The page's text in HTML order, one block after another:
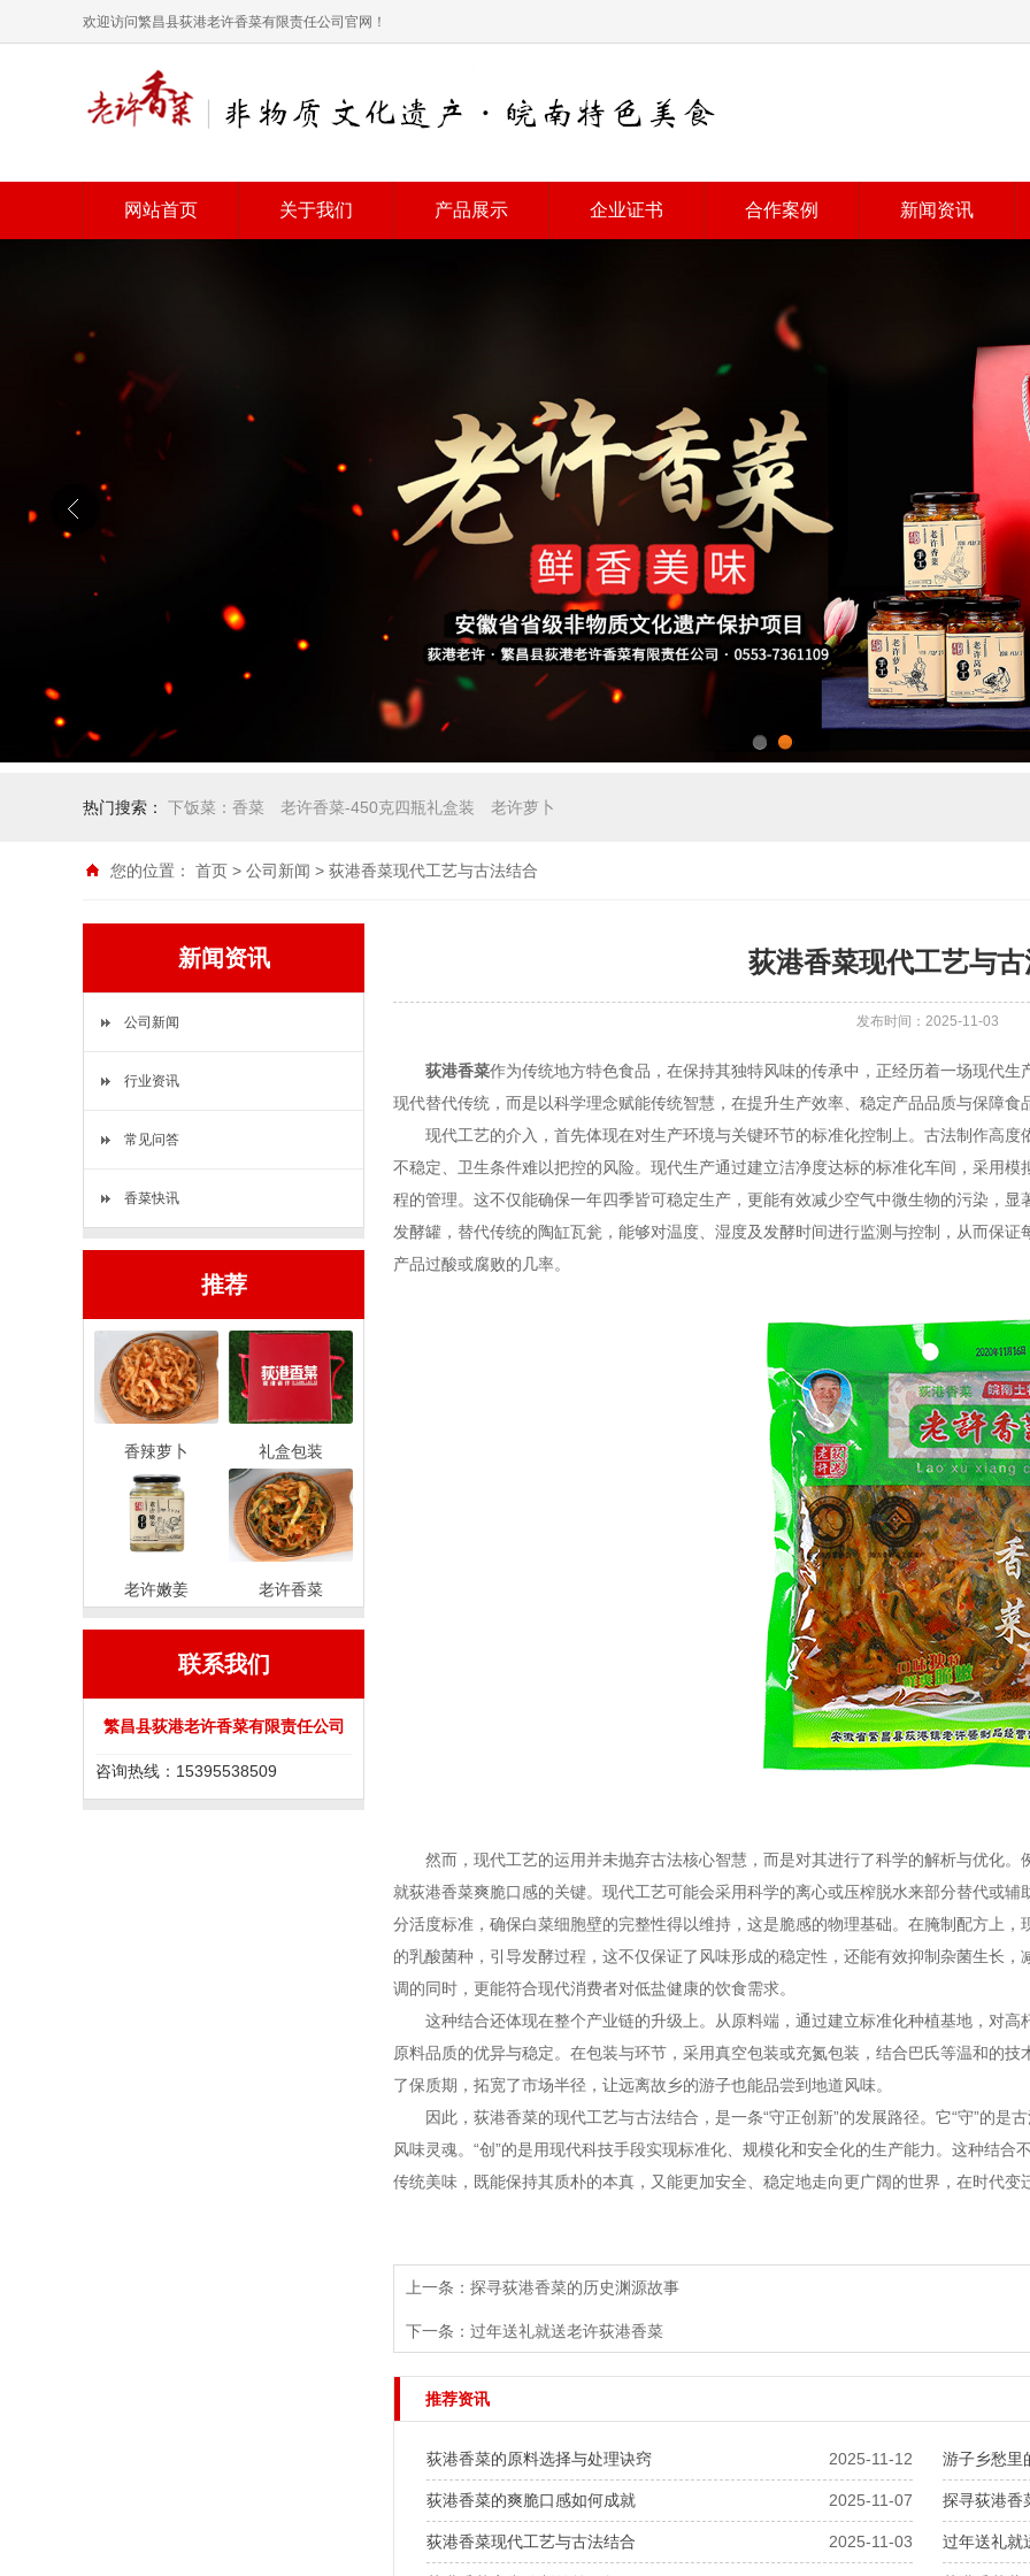
欢迎访问繁昌县荻港老许香菜有限责任公司官网！
网站首页 关于我们 产品展示 企业证书 合作案例 新闻资讯
热门搜索： 下饭菜：香菜 老许香菜-450克四瓶礼盒装 老许萝卜
您的位置： 首页 > 公司新闻 > 荻港香菜现代工艺与古法结合
新闻资讯
公司新闻
行业资讯
常见问答
香菜快讯
推荐
香辣萝卜 礼盒包装
老许嫩姜 老许香菜
联系我们
繁昌县荻港老许香菜有限责任公司
咨询热线：15395538509
荻港香菜现代工艺与
发布时间：2025-11-03
荻港香菜作为传统地方特色食品，在保持其独特风味的传承中，正经历着一场现代
现代替代传统，而是以科学理念赋能传统智慧，在提升生产效率、稳定产品品质与保障
现代工艺的介入，首先体现在对生产环境与关键环节的标准化控制上。古法制作高度
不稳定、卫生条件难以把控的风险。现代生产通过建立洁净度达标的标准化车间，采用
程的管理。这不仅能确保一年四季皆可稳定生产，更能有效减少空气中微生物的污染，
发酵罐，替代传统的陶缸瓦瓮，能够对温度、湿度及发酵时间进行监测与控制，从而保
产品过酸或腐败的几率。
然而，现代工艺的运用并未抛弃古法核心智慧，而是对其进行了科学的解析与优化。
就荻港香菜爽脆口感的关键。现代工艺可能会采用科学的离心或压榨脱水来部分替代或
分活度标准，确保白菜细胞壁的完整性得以维持，这是脆感的物理基础。在腌制配方上
的乳酸菌种，引导发酵过程，这不仅保证了风味形成的稳定性，还能有效抑制杂菌生长
调的同时，更能符合现代消费者对低盐健康的饮食需求。
这种结合还体现在整个产业链的升级上。从原料端，通过建立标准化种植基地，对高
原料品质的优异与稳定。在包装与环节，采用真空包装或充氮包装，结合巴氏等温和的
了保质期，拓宽了市场半径，让远离故乡的游子也能品尝到地道风味。
因此，荻港香菜的现代工艺与古法结合，是一条“守正创新”的发展路径。它“守”的是
风味灵魂。“创”的是用现代科技手段实现标准化、规模化和安全化的生产能力。这种结
传统美味，既能保持其质朴的本真，又能更加安全、稳定地走向更广阔的世界，在时代变
上一条： 探寻荻港香菜的历史渊源故事
下一条： 过年送礼就送老许荻港香菜
推荐资讯
2025-11-12
荻港香菜的原料选择与处理诀窍 游子乡愁里
2025-11-07
荻港香菜的爽脆口感如何成就 探寻荻港香
2025-11-03
荻港香菜现代工艺与古法结合 过年送礼就